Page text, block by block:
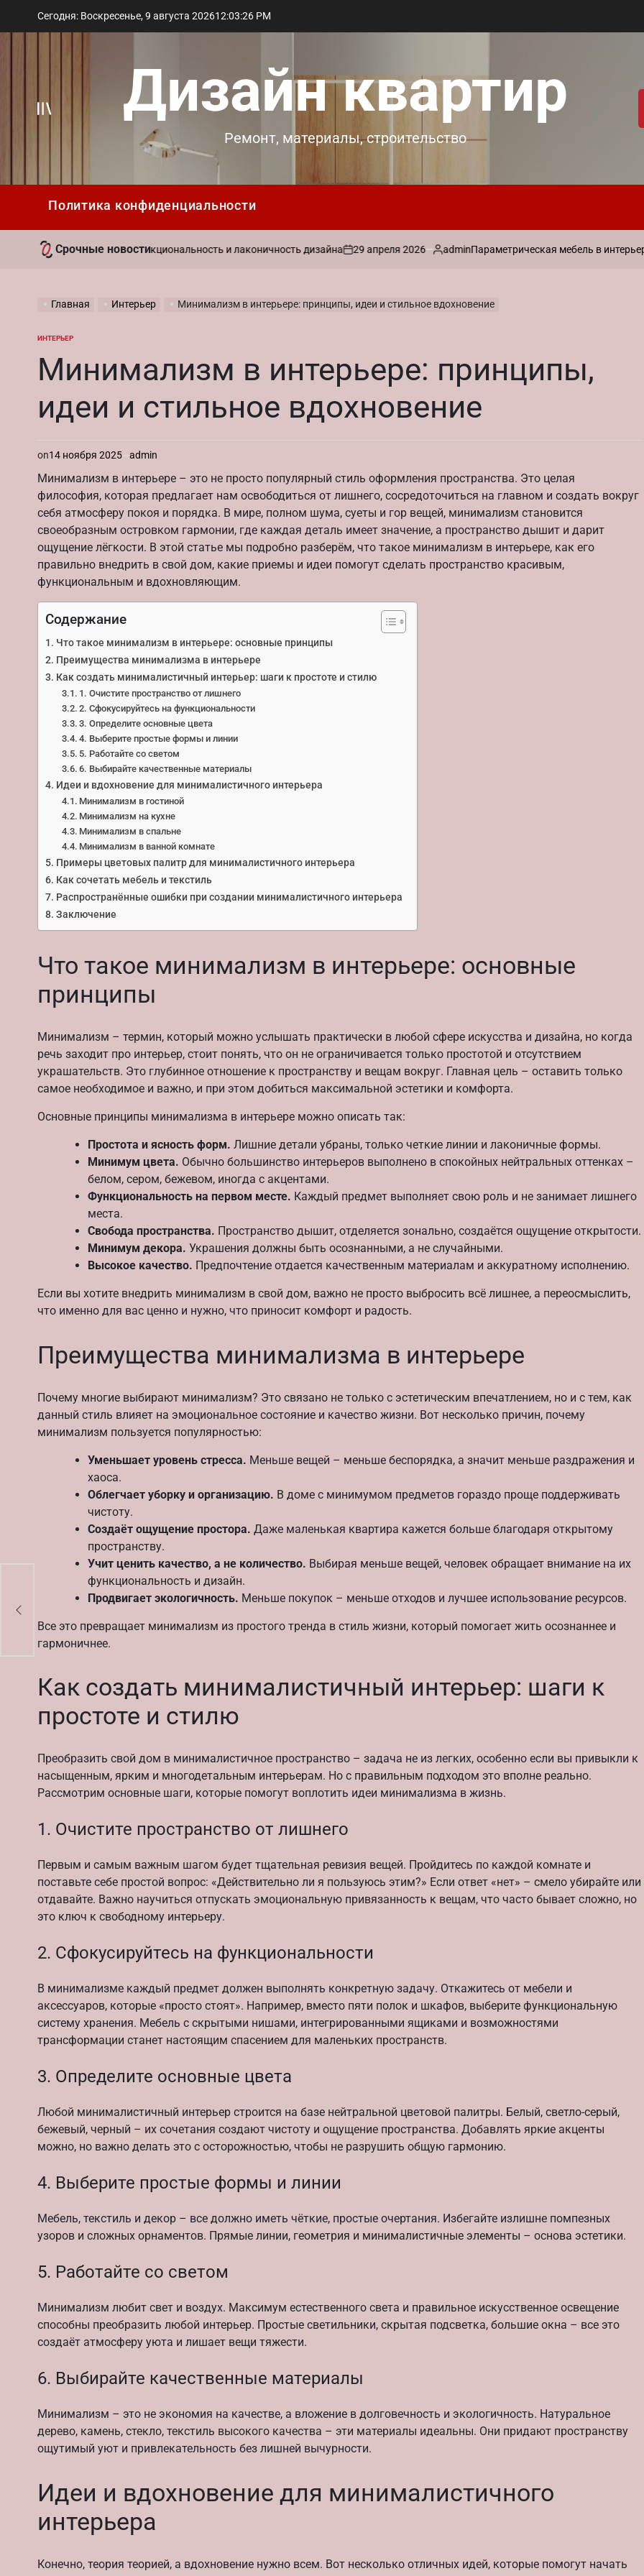
Сегодня: Воскресенье, 9 августа 202612:03:28 PM
Вне
Дизайн квартир
Ремонт, материалы, строительство
Политика конфиденциальности
Срочные новости
в интерьере: функциональность и лаконичность дизайна
on
29 апреля 2026
Запись
adminПараметрическая мебель в интерьере:
Главная Интерьер Минимализм в интерьере: принципы, идеи и стильное вдохновение
ОПУБЛИКОВАНО
ИНТЕРЬЕР
Минимализм в интерьере: принципы,
идеи и стильное вдохновение
on14 ноября 2025 admin
Минимализм в интерьере – это не просто популярный стиль оформления пространства. Это целая
философия, которая предлагает нам освободиться от лишнего, сосредоточиться на главном и создать вокруг
себя атмосферу покоя и порядка. В мире, полном шума, суеты и гор вещей, минимализм становится
своеобразным островком гармонии, где каждая деталь имеет значение, а пространство дышит и дарит
ощущение лёгкости. В этой статье мы подробно разберём, что такое минимализм в интерьере, как его
правильно внедрить в свой дом, какие приемы и идеи помогут сделать пространство красивым,
функциональным и вдохновляющим.
Содержание
Что такое минимализм в интерьере: основные принципы
Преимущества минимализма в интерьере
Как создать минималистичный интерьер: шаги к простоте и стилю
1. Очистите пространство от лишнего
2. Сфокусируйтесь на функциональности
3. Определите основные цвета
4. Выберите простые формы и линии
5. Работайте со светом
6. Выбирайте качественные материалы
Идеи и вдохновение для минималистичного интерьера
Минимализм в гостиной
Минимализм на кухне
Минимализм в спальне
Минимализм в ванной комнате
Примеры цветовых палитр для минималистичного интерьера
Как сочетать мебель и текстиль
Распространённые ошибки при создании минималистичного интерьера
Заключение
Что такое минимализм в интерьере: основные
принципы
Минимализм – термин, который можно услышать практически в любой сфере искусства и дизайна, но когда
речь заходит про интерьер, стоит понять, что он не ограничивается только простотой и отсутствием
украшательств. Это глубинное отношение к пространству и вещам вокруг. Главная цель – оставить только
самое необходимое и важно, и при этом добиться максимальной эстетики и комфорта.
Основные принципы минимализма в интерьере можно описать так:
Простота и ясность форм. Лишние детали убраны, только четкие линии и лаконичные формы.
Минимум цвета. Обычно большинство интерьеров выполнено в спокойных нейтральных оттенках –
белом, сером, бежевом, иногда с акцентами.
Функциональность на первом месте. Каждый предмет выполняет свою роль и не занимает лишнего
места.
Свобода пространства. Пространство дышит, отделяется зонально, создаётся ощущение открытости.
Минимум декора. Украшения должны быть осознанными, а не случайными.
Высокое качество. Предпочтение отдается качественным материалам и аккуратному исполнению.
Если вы хотите внедрить минимализм в свой дом, важно не просто выбросить всё лишнее, а переосмыслить,
что именно для вас ценно и нужно, что приносит комфорт и радость.
Преимущества минимализма в интерьере
Почему многие выбирают минимализм? Это связано не только с эстетическим впечатлением, но и с тем, как
данный стиль влияет на эмоциональное состояние и качество жизни. Вот несколько причин, почему
минимализм пользуется популярностью:
Уменьшает уровень стресса. Меньше вещей – меньше беспорядка, а значит меньше раздражения и
хаоса.
Облегчает уборку и организацию. В доме с минимумом предметов гораздо проще поддерживать
чистоту.
Создаёт ощущение простора. Даже маленькая квартира кажется больше благодаря открытому
пространству.
Учит ценить качество, а не количество. Выбирая меньше вещей, человек обращает внимание на их
функциональность и дизайн.
Продвигает экологичность. Меньше покупок – меньше отходов и лучшее использование ресурсов.
Все это превращает минимализм из простого тренда в стиль жизни, который помогает жить осознаннее и
гармоничнее.
Как создать минималистичный интерьер: шаги к
простоте и стилю
Преобразить свой дом в минималистичное пространство – задача не из легких, особенно если вы привыкли к
насыщенным, ярким и многодетальным интерьерам. Но с правильным подходом это вполне реально.
Рассмотрим основные шаги, которые помогут воплотить идеи минимализма в жизнь.
1. Очистите пространство от лишнего
Первым и самым важным шагом будет тщательная ревизия вещей. Пройдитесь по каждой комнате и
поставьте себе простой вопрос: «Действительно ли я пользуюсь этим?» Если ответ «нет» – смело убирайте или
отдавайте. Важно научиться отпускать эмоциональную привязанность к вещам, что часто бывает сложно, но
это ключ к свободному интерьеру.
2. Сфокусируйтесь на функциональности
В минимализме каждый предмет должен выполнять конкретную задачу. Откажитесь от мебели и
аксессуаров, которые «просто стоят». Например, вместо пяти полок и шкафов, выберите функциональную
систему хранения. Мебель с скрытыми нишами, интегрированными ящиками и возможностями
трансформации станет настоящим спасением для маленьких пространств.
3. Определите основные цвета
Любой минималистичный интерьер строится на базе нейтральной цветовой палитры. Белый, светло-серый,
бежевый, черный – их сочетания создают чистоту и ощущение пространства. Добавлять яркие акценты
можно, но важно делать это с осторожностью, чтобы не разрушить общую гармонию.
4. Выберите простые формы и линии
Мебель, текстиль и декор – все должно иметь чёткие, простые очертания. Избегайте излишне помпезных
узоров и сложных орнаментов. Прямые линии, геометрия и минималистичные элементы – основа эстетики.
5. Работайте со светом
Минимализм любит свет и воздух. Максимум естественного света и правильное искусственное освещение
способны преобразить любой интерьер. Простые светильники, скрытая подсветка, большие окна – все это
создаёт атмосферу уюта и лишает вещи тяжести.
6. Выбирайте качественные материалы
Минимализм – это не экономия на качестве, а вложение в долговечность и экологичность. Натуральное
дерево, камень, стекло, текстиль высокого качества – эти материалы идеальны. Они придают пространству
ощутимый уют и привлекательность без лишней вычурности.
Идеи и вдохновение для минималистичного
интерьера
Конечно, теория теорией, а вдохновение нужно всем. Вот несколько отличных идей, которые помогут начать